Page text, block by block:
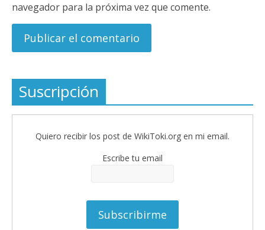
navegador para la próxima vez que comente.
Suscripción
Quiero recibir los post de WikiToki.org en mi email.
Escribe tu email